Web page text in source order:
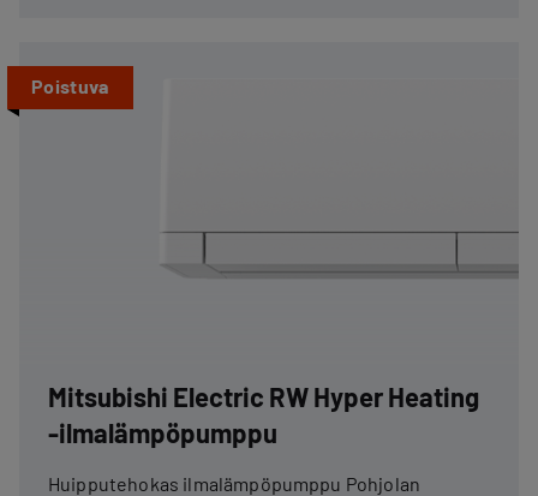
Poistuva
Mitsubishi Electric RW Hyper Heating
-ilmalämpöpumppu
Huipputehokas ilmalämpöpumppu Pohjolan